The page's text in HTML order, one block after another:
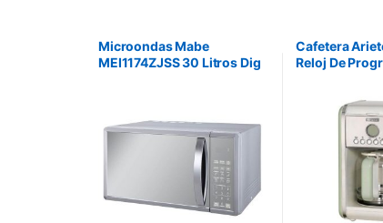
Microondas Mabe
MEI1174ZJSS 30 Litros Dig
Cafetera
Reloj De